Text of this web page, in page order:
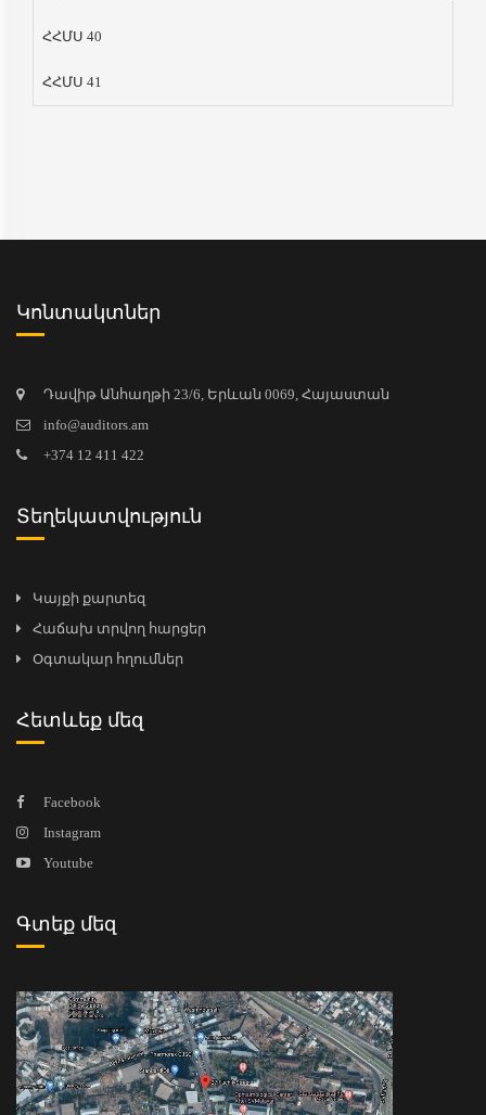
ՀՀՄՍ 40
ՀՀՄՍ 41
Կոնտակտներ
Դավիթ Անհաղթի 23/6, Երևան 0069, Հայաստան
info@auditors.am
+374 12 411 422
Տեղեկատվություն
Կայքի քարտեզ
Հաճախ տրվող հարցեր
Օգտակար հղումներ
Հետևեք մեզ
Facebook
Instagram
Youtube
Գտեք մեզ